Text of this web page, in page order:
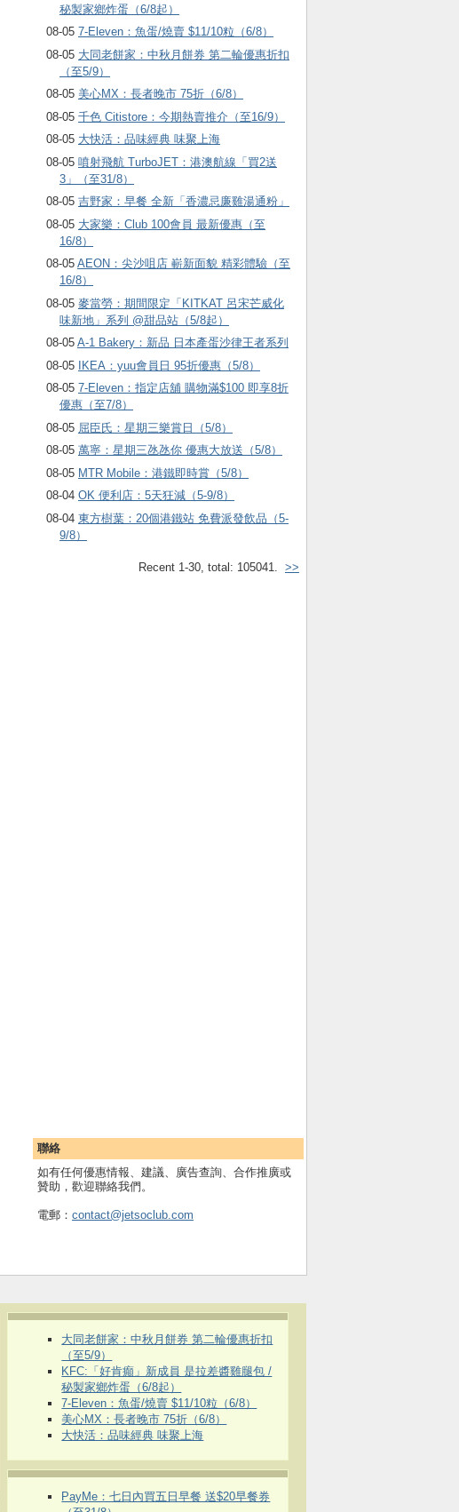
秘製家鄉炸蛋（6/8起）
08-05 7-Eleven：魚蛋/燒賣 $11/10粒（6/8）
08-05 大同老餅家：中秋月餅券 第二輪優惠折扣
（至5/9）
08-05 美心MX：長者晚市 75折（6/8）
08-05 千色 Citistore：今期熱賣推介（至16/9）
08-05 大快活：品味經典 味聚上海
08-05 噴射飛航 TurboJET：港澳航線「買2送
3」（至31/8）
08-05 吉野家：早餐 全新「香濃忌廉雞湯通粉」
08-05 大家樂：Club 100會員 最新優惠（至
16/8）
08-05 AEON：尖沙咀店 嶄新面貌 精彩體驗（至
16/8）
08-05 麥當勞：期間限定「KITKAT 呂宋芒威化
味新地」系列 @甜品站（5/8起）
08-05 A-1 Bakery：新品 日本產蛋沙律王者系列
08-05
IKEA：yuu會員日 95折優惠（5/8）
08-05 7-Eleven：指定店舖 購物滿$100 即享8折
優惠（至7/8）
08-05 屈臣氏：星期三樂賞日（5/8）
08-05 萬寧：星期三氹氹你 優惠大放送（5/8）
08-05 MTR Mobile：港鐵即時賞（5/8）
08-04 OK 便利店：5天狂減（5-9/8）
08-04 東方樹葉：20個港鐵站 免費派發飲品（5-
9/8）
Recent 1-30, total: 105041. >>
聯絡
如有任何優惠情報、建議、廣告查詢、合作推廣或
贊助，歡迎聯絡我們。
電郵： contact@jetsoclub.com
大同老餅家：中秋月餅券 第二輪優惠折扣
（至5/9）
KFC:「好肯癲」新成員 是拉差醬雞腿包 /
秘製家鄉炸蛋（6/8起）
7-Eleven：魚蛋/燒賣 $11/10粒（6/8）
美心MX：長者晚市 75折（6/8）
大快活：品味經典 味聚上海
PayMe：七日內買五日早餐 送$20早餐券